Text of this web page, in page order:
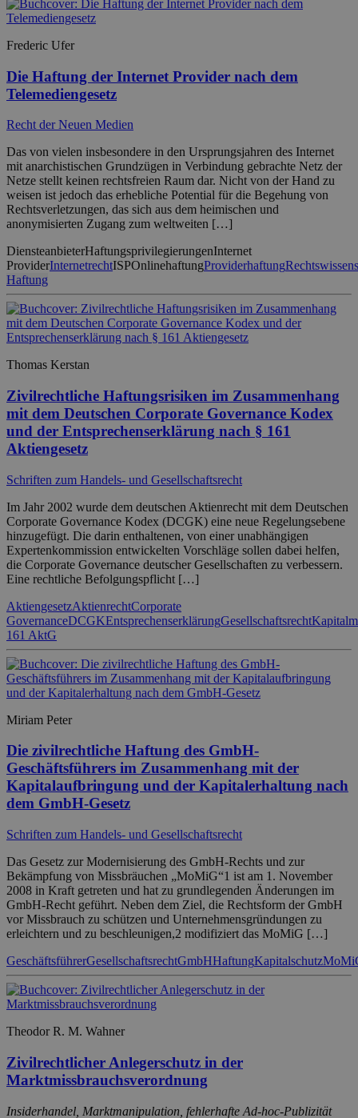
Frederic Ufer
Die Haftung der Internet Provider nach dem
Telemediengesetz
Recht der Neuen Medien
Das von vielen insbesondere in den Ursprungsjahren des Internet
mit anarchistischen Grundzügen in Verbindung gebrachte Netz der
Netze stellt keinen rechtsfreien Raum dar. Nicht von der Hand zu
weisen ist jedoch das erhebliche Potential für die Begehung von
Rechtsverletzungen, das sich aus dem heimischen und
anonymisierten Zugang zum weltweiten […]
DiensteanbieterHaftungsprivilegierungenInternet
ProviderInternetrechtISPOnlinehaftungProviderhaftung
Haftung
Thomas Kerstan
Zivilrechtliche Haftungsrisiken im Zusammenhang
mit dem Deutschen Corporate Governance Kodex
und der Entsprechenserklärung nach § 161
Aktiengesetz
Schriften zum Handels- und Gesellschaftsrecht
Im Jahr 2002 wurde dem deutschen Aktienrecht mit dem Deutschen
Corporate Governance Kodex (DCGK) eine neue Regelungsebene
hinzugefügt. Die darin enthaltenen, von einer unabhängigen
Expertenkommission entwickelten Vorschläge sollen dabei helfen,
die Corporate Governance deutscher Gesellschaften zu verbessern.
Eine rechtliche Befolgungspflicht […]
AktiengesetzAktienrechtCorporate
GovernanceDCGKEntsprechenserklärungGesellschaftsrecht
161 AktG
Miriam Peter
Die zivilrechtliche Haftung des GmbH-
Geschäftsführers im Zusammenhang mit der
Kapitalaufbringung und der Kapitalerhaltung nach
dem GmbH-Gesetz
Schriften zum Handels- und Gesellschaftsrecht
Das Gesetz zur Modernisierung des GmbH-Rechts und zur
Bekämpfung von Missbräuchen „MoMiG“1 ist am 1. November
2008 in Kraft getreten und hat zu grundlegenden Änderungen im
GmbH-Recht geführt. Neben dem Ziel, die Rechtsform der GmbH
vor Missbrauch zu schützen und Unternehmensgründungen zu
erleichtern und zu beschleunigen,2 modifiziert das MoMiG […]
GeschäftsführerGesellschaftsrechtGmbHHaftungKapitalschutz
Theodor R. M. Wahner
Zivilrechtlicher Anlegerschutz in der
Marktmissbrauchsverordnung
Insiderhandel, Marktmanipulation, fehlerhafte Ad-hoc-Publizität